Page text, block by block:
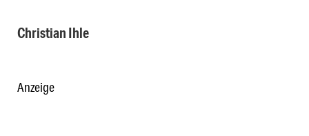
Christian Ihle
Anzeige